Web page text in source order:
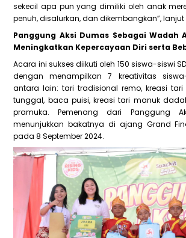
sekecil apa pun yang dimiliki oleh anak
penuh, disalurkan, dan dikembangkan”, lanjut
Panggung Aksi Dumas Sebagai Wadah
Meningkatkan Kepercayaan Diri serta
Acara ini sukses diikuti oleh 150 siswa-siswi
dengan menampilkan 7 kreativitas
antara lain: tari tradisional remo, kreasi tari
tunggal, baca puisi, kreasi tari manuk
pramuka. Pemenang dari Panggung
menunjukkan bakatnya di ajang Grand
pada 8 September 2024.